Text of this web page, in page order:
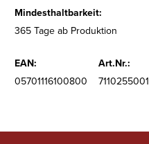
Mindesthaltbarkeit:
365 Tage ab Produktion
EAN:
Art.Nr.:
05701116100800
7110255001